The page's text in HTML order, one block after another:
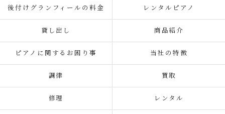
後付けグランフィールの料金 レンタルピアノ
貸し出し 商品紹介
ピアノに関するお困り事 当社の特徴
調律 買取
修理 レンタル